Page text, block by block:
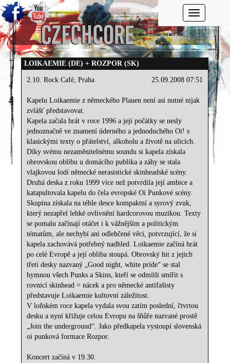
Toggle
LOIKAEMIE (DE) + ROZPOR (SK)
25.09.2008 07:51
2.10. Rock Café, Praha
Kapelu Loikaemie z německého Plauen není asi nutné nijak
zvlášť představovat.
Kapela začala hrát v roce 1996 a její počátky se nesly
jednoznačně ve znamení úderného a jednoduchého Oi! s
klasickými texty o přátelství, alkoholu a životě na ulicích.
Díky svému nezaměnitelnému soundu si kapela získala
obrovskou oblibu u domácího publika a záhy se stala
vlajkovou lodí německé nerasistické skinheadské scény.
Druhá deska z roku 1999 více než potvrdila její ambice a
katapultovala kapelu do čela evropské Oi Punkové scény.
Skupina získala na téhle desce kompaktní a syrový zvuk,
který nezapřel lehké ovlivnění hardcorovou muzikou. Texty
se pomalu začínají otáčet i k vážnějším a politickým
tématům, ale nechybí ani odlehčené věci, potvrzující, že si
kapela zachovává potřebný nadhled. Loikaemie začíná hrát
po celé Evropě a její obliba stoupá. Obrovský hit z jejich
třetí desky nazvaný „Good night, white pride“ se stal
hymnou všech Punks a Skins, kteří se odmítli smířit s
rovnicí skinhead = nácek a pro německé antifašisty
představuje Loikaemie kultovní záležitost.
V loňském roce kapela vydala svou zatím poslední, čtvrtou
desku a nyní křižuje celou Evropu na šňůře nazvané prostě
„Join the underground“. Jako předkapela vystoupí slovenská
oi punková formace Rozpor.
Koncert začíná v 19.30.